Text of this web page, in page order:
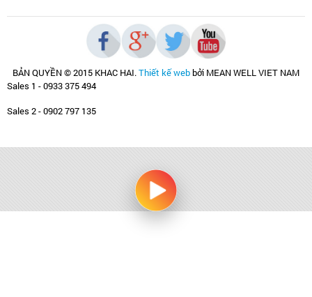
BẢN QUYỀN © 2015 KHAC HAI.Thiết kế webbởi MEAN WELL VIET NAM
Sales 1 - 0933 375 494
Sales 2 - 0902 797 135